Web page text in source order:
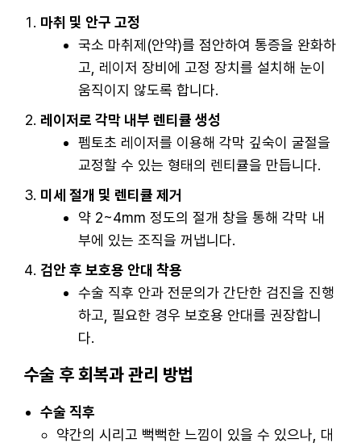
마취 및 안구 고정
국소 마취제(안약)를 점안하여 통증을 완화하
고, 레이저 장비에 고정 장치를 설치해 눈이
움직이지 않도록 합니다.
레이저로 각막 내부 렌티큘 생성
펨토초 레이저를 이용해 각막 깊숙이 굴절을
교정할 수 있는 형태의 렌티큘을 만듭니다.
미세 절개 및 렌티큘 제거
약 2~4mm 정도의 절개 창을 통해 각막 내
부에 있는 조직을 꺼냅니다.
검안 후 보호용 안대 착용
수술 직후 안과 전문의가 간단한 검진을 진행
하고, 필요한 경우 보호용 안대를 권장합니
다.
수술 후 회복과 관리 방법
수술 직후
약간의 시리고 뻑뻑한 느낌이 있을 수 있으나, 대